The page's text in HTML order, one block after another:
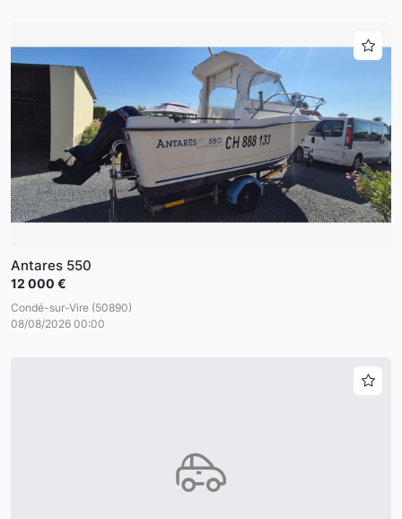
Antares 550
12 000 €
Condé-sur-Vire (50890)
08/08/2026 00:00